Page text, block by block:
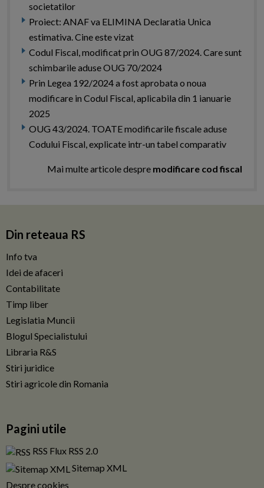
societatilor
Proiect: ANAF va ELIMINA Declaratia Unica
estimativa. Cine este vizat
Codul Fiscal, modificat prin OUG 87/2024. Care sunt
schimbarile aduse OUG 70/2024
Prin Legea 192/2024 a fost aprobata o noua
modificare in Codul Fiscal, aplicabila din 1 ianuarie
2025
OUG 43/2024. TOATE modificarile fiscale aduse
Codului Fiscal, explicate intr-un tabel comparativ
Mai multe articole despre modificare cod fiscal
Din reteaua RS
Info tva
Idei de afaceri
Contabilitate
Timp liber
Legislatia Muncii
Blogul Specialistului
Libraria R&S
Stiri juridice
Stiri agricole din Romania
Pagini utile
RSS Flux RSS 2.0
Sitemap XML
Despre cookies